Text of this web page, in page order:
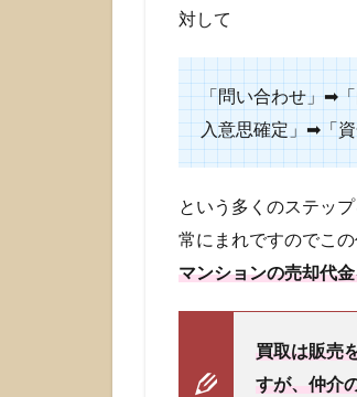
1.3
責！
売却
後の
責任
を一
いた
い方
は
取」
対して
「問い合わせ」➡
入意思確定」➡「
という多くのステッ
常にまれですのでこ
マンションの売却代
買取は販売
すが、仲介